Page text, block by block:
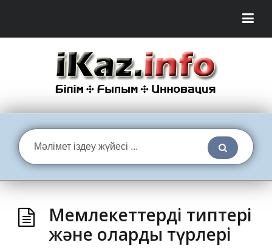
Мемлекеттердің типтері
және олардың түрлері